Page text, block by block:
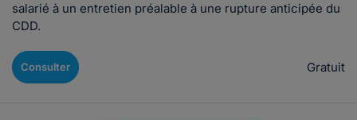
salarié à un entretien préalable à une rupture anticipée du
CDD.
Consulter Gratuit